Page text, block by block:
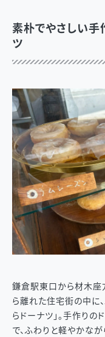
素朴でやさしい手
ツ
鎌倉駅東口から材木座
ら離れた住宅街の中に
らドーナツ」。手作り
で、ふわりと軽やかな